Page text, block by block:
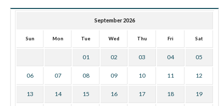
September 2026
Sun Mon Tue Wed Thu Fri Sat
01 02 03 04 05
06 07 08 09 10 11 12
13 14 15 16 17 18 19